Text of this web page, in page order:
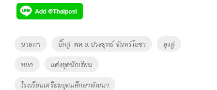
e
b
o
k
tt
er
p
y
Li
n
k
Tags
นายกฯ บิ๊กตู่-พล.อ.ประยุทธ์ จันทร์โอชา ลุงตู่
หยก แต่งชุดนักเรียน
โรงเรียนเตรียมอุดมศึกษาพัฒนา